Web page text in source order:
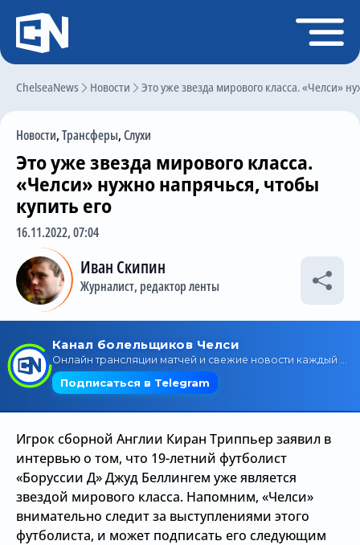
ChelseaNews Новости Это уже звезда мирового класса. «Челси»
Новости,Трансферы,Слухи
Это уже звезда мирового класса.
«Челси» нужно напрячься, чтобы
купить его
16.11.2022, 07:04
Иван Скипин
Журналист, редактор ленты
Игрок сборной Англии Киран Триппьер заявил в
интервью о том, что 19-летний футболист
«Боруссии Д» Джуд Беллингем уже является
звездой мирового класса. Напомним, «Челси»
внимательно следит за выступлениями этого
футболиста, и может подписать его следующим
Регистрация
Главная
Чат
Трансферы
Слухи
История Челси
Статистика
Календарь игр
Поиск по сайту
Трансляции
О сайте
Контакты